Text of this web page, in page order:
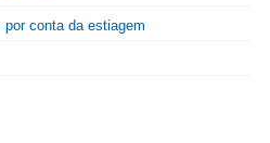
conta da estiagem